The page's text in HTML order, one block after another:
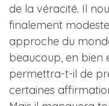
de la véracité. Il
finalement
approche du
beaucoup, en bien
permettra-t-il de
certaines